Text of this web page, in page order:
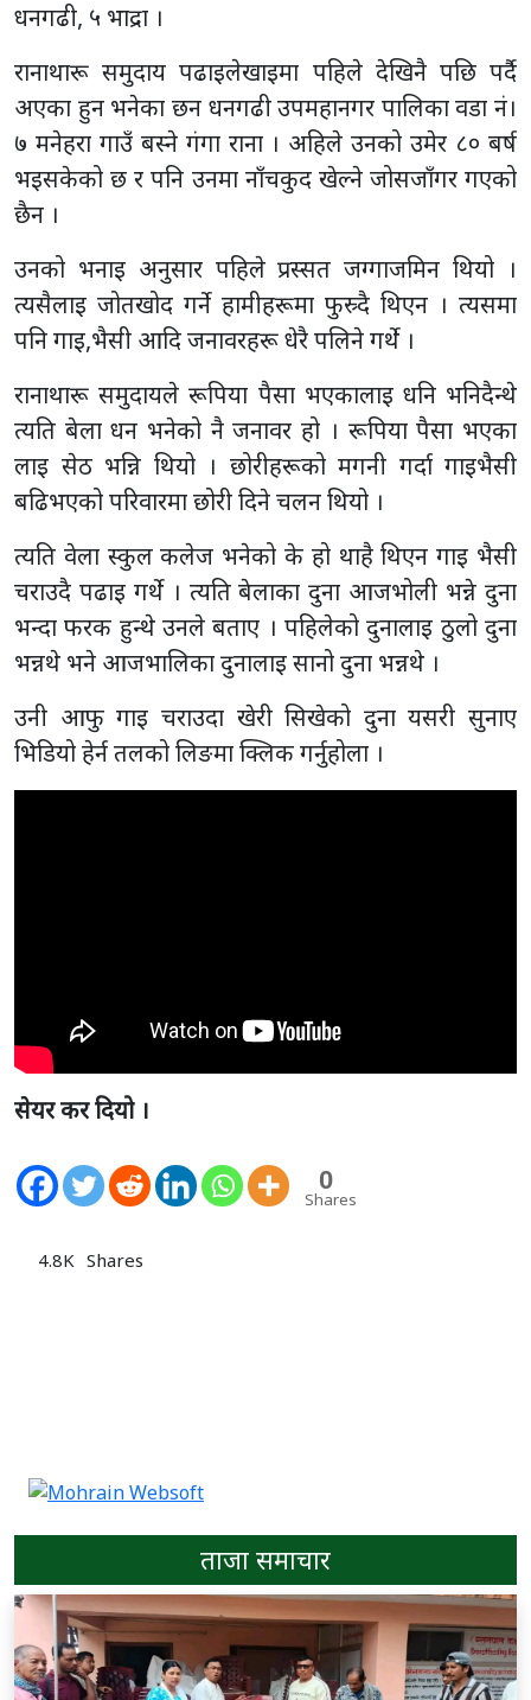
धनगढी, ५ भाद्रा ।
रानाथारू समुदाय पढाइलेखाइमा पहिले देखिनै पछि पर्दै
अएका हुन भनेका छन धनगढी उपमहानगर पालिका वडा नं।
७ मनेहरा गाउँ बस्ने गंगा राना । अहिले उनको उमेर ८० बर्ष
भइसकेको छ र पनि उनमा नाँचकुद खेल्ने जोसजाँगर गएको
छैन ।
उनको भनाइ अनुसार पहिले प्रस्सत जग्गाजमिन थियो ।
त्यसैलाइ जोतखोद गर्ने हामीहरूमा फुस्र्दै थिएन । त्यसमा
पनि गाइ,भैसी आदि जनावरहरू धेरै पलिने गर्थे ।
रानाथारू समुदायले रूपिया पैसा भएकालाइ धनि भनिदैन्थे
त्यति बेला धन भनेको नै जनावर हो । रूपिया पैसा भएका
लाइ सेठ भन्नि थियो । छोरीहरूको मगनी गर्दा गाइभैसी
बढिभएको परिवारमा छोरी दिने चलन थियो ।
त्यति वेला स्कुल कलेज भनेको के हो थाहै थिएन गाइ भैसी
चराउदै पढाइ गर्थे । त्यति बेलाका दुना आजभोली भन्ने दुना
भन्दा फरक हुन्थे उनले बताए । पहिलेको दुनालाइ ठुलो दुना
भन्नथे भने आजभालिका दुनालाइ सानो दुना भन्नथे ।
उनी आफु गाइ चराउदा खेरी सिखेको दुना यसरी सुनाए
भिडियो हेर्न तलको लिङमा क्लिक गर्नुहोला ।
सेयर कर दियो ।
0
Shares
4.8K Shares
ताजा समाचार